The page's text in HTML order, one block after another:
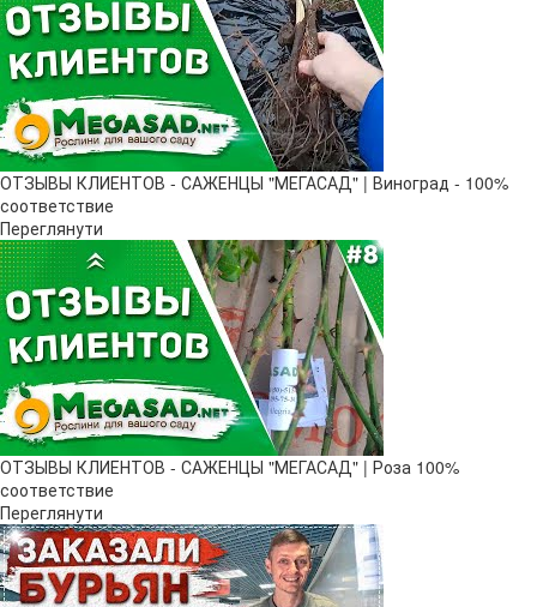
ОТЗЫВЫ КЛИЕНТОВ - САЖЕНЦЫ "МЕГАСАД" | Виноград - 100%
соответствие
Переглянути
ОТЗЫВЫ КЛИЕНТОВ - САЖЕНЦЫ "МЕГАСАД" | Роза 100%
соответствие
Переглянути